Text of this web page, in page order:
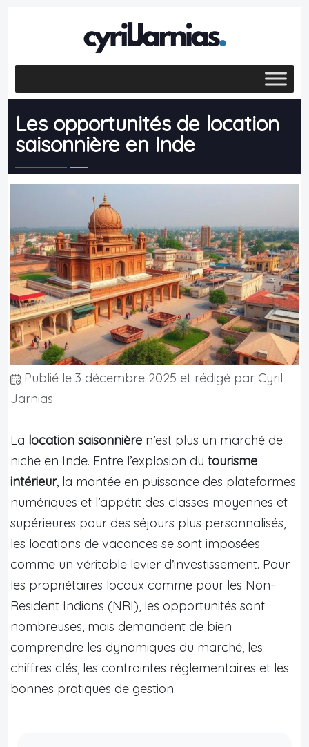
Les opportunités de location
saisonnière en Inde
Publié le 3 décembre 2025 et rédigé par Cyril
Jarnias
La location saisonnière n’est plus un marché de
niche en Inde. Entre l’explosion du tourisme
intérieur, la montée en puissance des plateformes
numériques et l’appétit des classes moyennes et
supérieures pour des séjours plus personnalisés,
les locations de vacances se sont imposées
comme un véritable levier d’investissement. Pour
les propriétaires locaux comme pour les Non-
Resident Indians (NRI), les opportunités sont
nombreuses, mais demandent de bien
comprendre les dynamiques du marché, les
chiffres clés, les contraintes réglementaires et les
bonnes pratiques de gestion.